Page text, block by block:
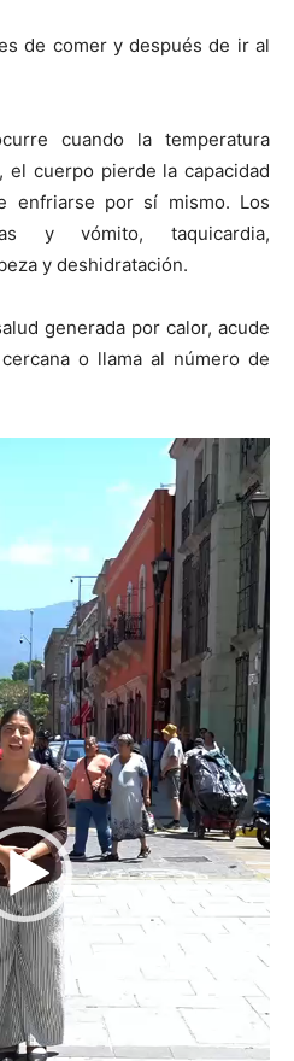
de comer y después de ir al
cuando la temperatura
el cuerpo pierde la capacidad
enfriarse por sí mismo. Los
y vómito, taquicardia,
y deshidratación.
generada por calor, acude
o llama al número de